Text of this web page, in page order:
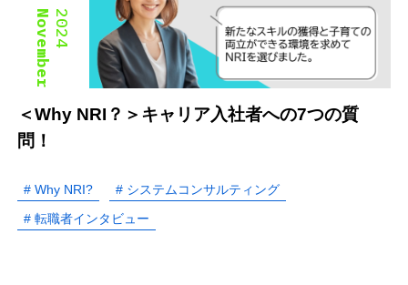
2024
November
＜Why NRI？＞キャリア入社者への7つの質
問！
# Why NRI? # システムコンサルティング
# 転職者インタビュー